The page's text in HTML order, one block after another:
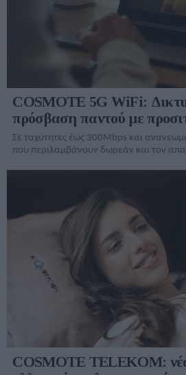
COSMOTE 5G WiFi:
πρόσβαση παντού με
Σε ταχύτητες έως 300Mbps και
που περιλαμβάνουν δωρεάν και τον
COSMOTE TELEKOM: